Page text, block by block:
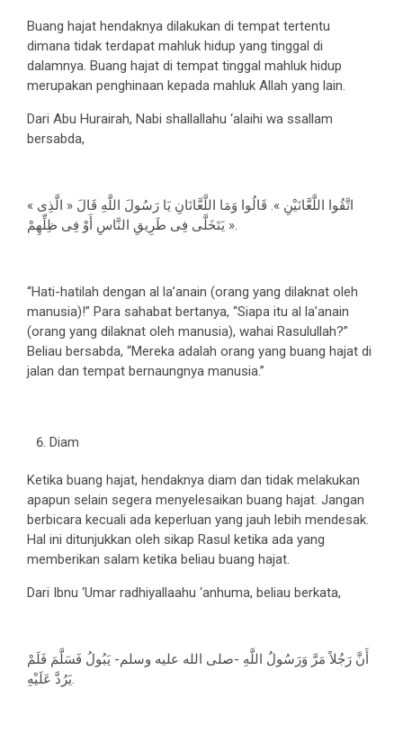
Buang hajat hendaknya dilakukan di tempat tertentu
dimana tidak terdapat mahluk hidup yang tinggal di
dalamnya. Buang hajat di tempat tinggal mahluk hidup
merupakan penghinaan kepada mahluk Allah yang lain.
Dari Abu Hurairah, Nabi shallallahu ‘alaihi wa ssallam
bersabda,
« اتَّقُوا اللَّعَّانَيْنِ ». قَالُوا وَمَا اللَّعَّانَانِ يَا رَسُولَ اللَّهِ قَالَ « الَّذِى
يَتَخَلَّى فِى طَرِيقِ النَّاسِ أَوْ فِى ظِلِّهِمْ ».
“Hati-hatilah dengan al la’anain (orang yang dilaknat oleh
manusia)!” Para sahabat bertanya, “Siapa itu al la’anain
(orang yang dilaknat oleh manusia), wahai Rasulullah?”
Beliau bersabda, “Mereka adalah orang yang buang hajat di
jalan dan tempat bernaungnya manusia.”
Diam
Ketika buang hajat, hendaknya diam dan tidak melakukan
apapun selain segera menyelesaikan buang hajat. Jangan
berbicara kecuali ada keperluan yang jauh lebih mendesak.
Hal ini ditunjukkan oleh sikap Rasul ketika ada yang
memberikan salam ketika beliau buang hajat.
Dari Ibnu ‘Umar radhiyallaahu ‘anhuma, beliau berkata,
أَنَّ رَجُلاً مَرَّ وَرَسُولُ اللَّهِ -صلى الله عليه وسلم- يَبُولُ فَسَلَّمَ فَلَمْ
يَرُدَّ عَلَيْهِ.